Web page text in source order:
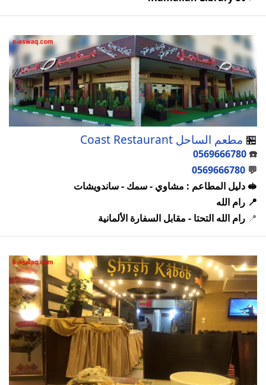
🏪 مطعم الساحل Coast Restaurant
☎️
0569666780
💬
0569666780
🥪 دليل المطاعم : مشاوي - سمك - ساندويشات
📍 رام الله
📍 رام الله التحتا - مقابل السفارة الألمانية